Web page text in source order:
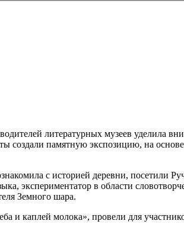
литературных музеев уделила
создали памятную экспозицию, на
с историей деревни, посетили
экспериментатор в области
Земного шара.
и каплей молока», провели для